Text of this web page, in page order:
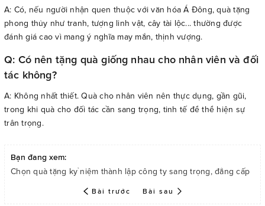
A: Có, nếu người nhận quen thuộc với văn hóa Á Đông, quà tặng
phong thủy như tranh, tượng linh vật, cây tài lộc... thường được
đánh giá cao vì mang ý nghĩa may mắn, thịnh vượng.
Q: Có nên tặng quà giống nhau cho nhân viên và đối
tác không?
A: Không nhất thiết. Quà cho nhân viên nên thực dụng, gần gũi,
trong khi quà cho đối tác cần sang trọng, tinh tế để thể hiện sự
trân trọng.
Bạn đang xem:
Chọn quà tặng kỷ niệm thành lập công ty sang trọng, đẳng cấp
Bài trước Bài sau